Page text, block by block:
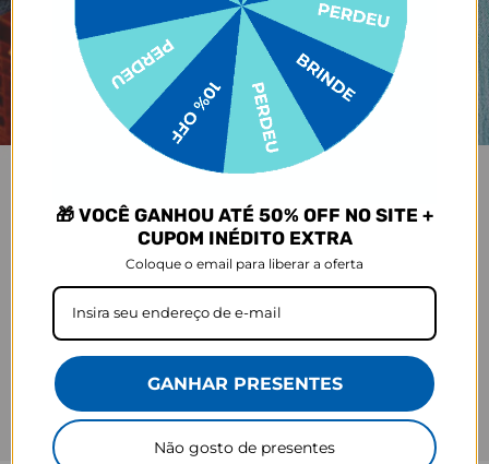
🎁 VOCÊ GANHOU ATÉ 50% OFF NO SITE +
CUPOM INÉDITO EXTRA
Coloque o email para liberar a oferta
GANHAR PRESENTES
Não gosto de presentes